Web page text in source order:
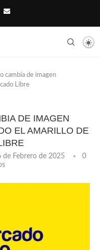
cambia de imagen
Libre
DE IMAGEN
EL AMARILLO DE
de Febrero de 2025
0